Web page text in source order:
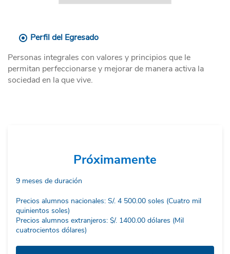
Perfil del Egresado
Personas integrales con valores y principios que le
permitan perfeccionarse y mejorar de manera activa la
sociedad en la que vive.
Próximamente
9 meses de duración
Precios alumnos nacionales: S/. 4 500.00 soles (Cuatro mil
quinientos soles)
Precios alumnos extranjeros: $/. 1400.00 dólares (Mil
cuatrocientos dólares)